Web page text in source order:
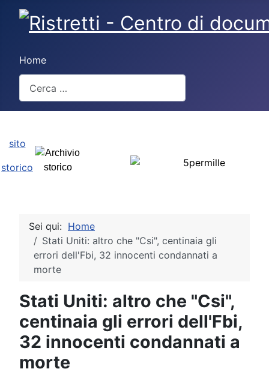
Home
sito
storico
Sei qui: Home
Stati Uniti: altro che "Csi", centinaia gli
errori dell'Fbi, 32 innocenti condannati a
morte
Stati Uniti: altro che "Csi",
centinaia gli errori dell'Fbi,
32 innocenti condannati a
morte